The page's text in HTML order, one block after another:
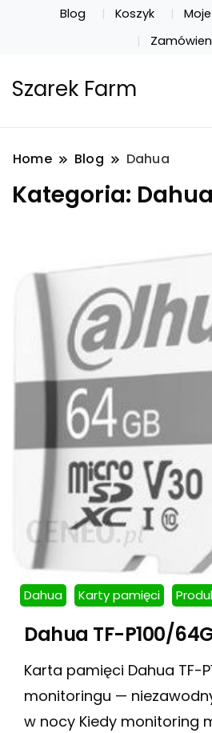
Blog Koszyk
Szarek Farm
Home Blog Dahua
Kategoria: Dahua
Dahua Karty pamięci
Dahua TF-P100/
Karta pamięci Dahua TF-
monitoringu —
w nocy Kiedy monitoring